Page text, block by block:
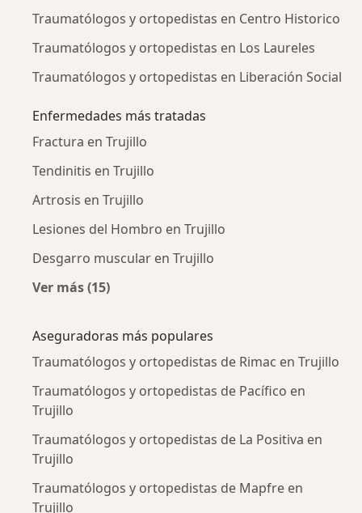
Traumatólogos y ortopedistas en Centro Historico
Traumatólogos y ortopedistas en Los Laureles
Traumatólogos y ortopedistas en Liberación Social
Enfermedades más tratadas
Fractura en Trujillo
Tendinitis en Trujillo
Artrosis en Trujillo
Lesiones del Hombro en Trujillo
Desgarro muscular en Trujillo
Ver más (15)
Aseguradoras más populares
Traumatólogos y ortopedistas de Rimac en Trujillo
Traumatólogos y ortopedistas de Pacífico en
Trujillo
Traumatólogos y ortopedistas de La Positiva en
Trujillo
Traumatólogos y ortopedistas de Mapfre en
Trujillo